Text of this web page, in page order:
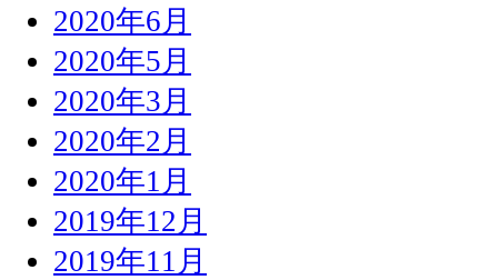
2020年6月
2020年5月
2020年3月
2020年2月
2020年1月
2019年12月
2019年11月